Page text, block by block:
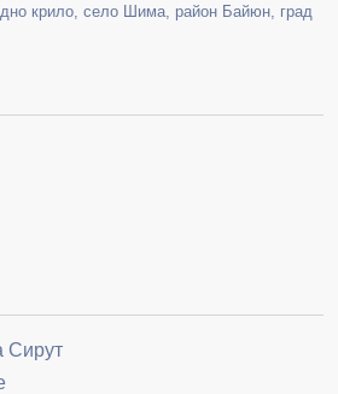
крило, село Шима, район Байюн, град
Сирут